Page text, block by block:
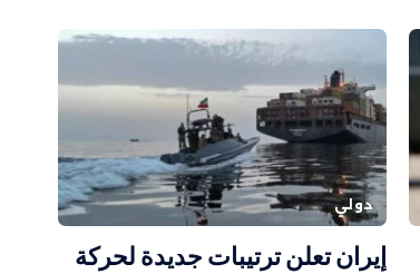
دولي
إيران تعلن ترتيبات جديدة لحركة